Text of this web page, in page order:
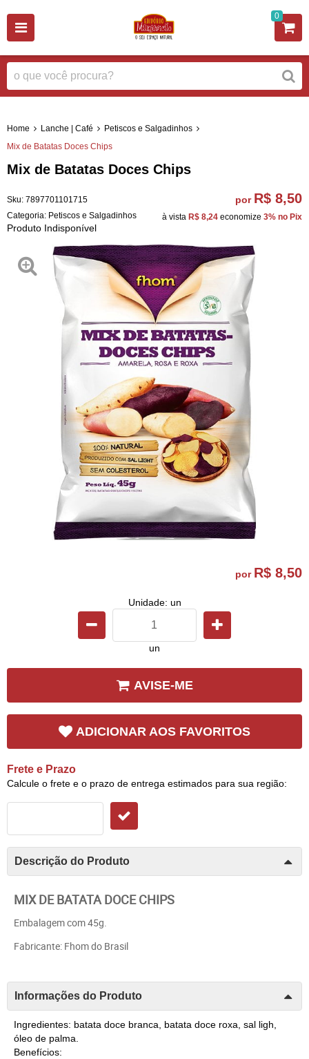
0
Home Lanche | Café
Petiscos e Salgadinhos
Mix de Batatas Doces Chips
Mix de Batatas Doces Chips
Sku: 7897701101715
Categoria: Petiscos e Salgadinhos
Produto Indisponível
por R$ 8,50
à vista R$ 8,24 economize 3% no Pix
por R$ 8,50
Unidade: un
un
AVISE-ME
ADICIONAR AOS FAVORITOS
Frete e Prazo
Calcule o frete e o prazo de entrega estimados para sua região:
Descrição do Produto
MIX DE BATATA DOCE CHIPS
Embalagem com 45g.
Fabricante: Fhom do Brasil
Informações do Produto
Ingredientes: batata doce branca, batata doce roxa, sal ligh,
óleo de palma.
Benefícios: